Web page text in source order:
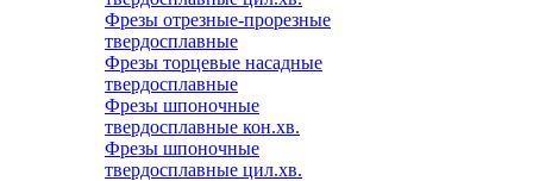
Фрезы отрезные-прорезные
твердосплавные
Фрезы торцевые насадные
твердосплавные
Фрезы шпоночные
твердосплавные кон.хв.
Фрезы шпоночные
твердосплавные цил.хв.